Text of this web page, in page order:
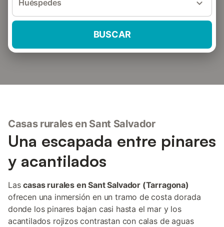
Huéspedes
BUSCAR
Casas rurales en Sant Salvador
Una escapada entre pinares
y acantilados
Lascasas rurales en Sant Salvador (Tarragona)
ofrecen una inmersión en un tramo de costa dorada
donde los pinares bajan casi hasta el mar y los
acantilados rojizos contrastan con calas de aguas